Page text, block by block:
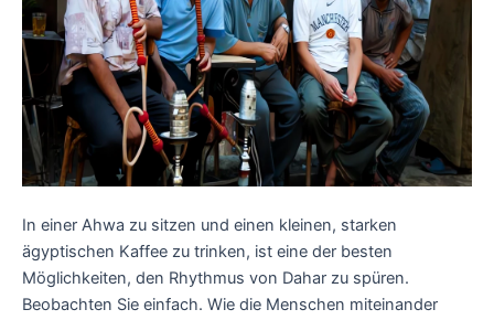
In einer Ahwa zu sitzen und einen kleinen, starken
ägyptischen Kaffee zu trinken, ist eine der besten
Möglichkeiten, den Rhythmus von Dahar zu spüren.
Beobachten Sie einfach. Wie die Menschen miteinander